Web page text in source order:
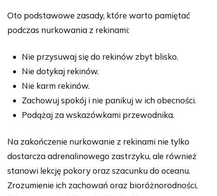
Oto podstawowe zasady, które warto pamiętać
podczas nurkowania z rekinami:
Nie przysuwaj się do rekinów zbyt blisko.
Nie dotykaj rekinów.
Nie karm rekinów.
Zachowuj spokój i nie panikuj w ich obecności.
Podążaj za wskazówkami przewodnika.
Na zakończenie nurkowanie z rekinami nie tylko
dostarcza adrenalinowego zastrzyku, ale również
stanowi lekcję pokory oraz szacunku do oceanu.
Zrozumienie ich zachowań oraz bioróżnorodności,